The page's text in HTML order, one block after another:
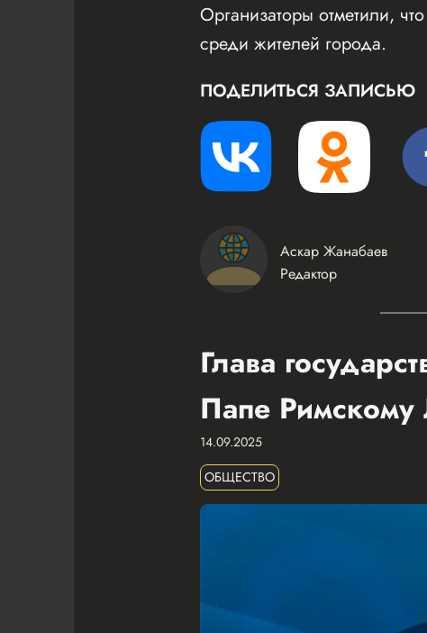
Организаторы отметили,
среди жителей города.
ПОДЕЛИТЬСЯ ЗАПИСЬЮ
Аскар Жанабаев
Редактор
Глава
Папе Римскому
14.09.2025
ОБЩЕСТВО